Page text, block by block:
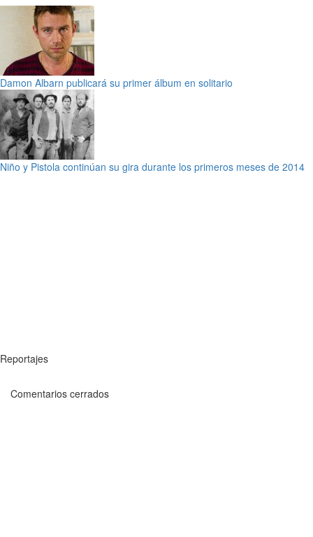
Damon Albarn publicará su primer álbum en solitario
Niño y Pistola continúan su gira durante los primeros meses de 2014
Reportajes
Comentarios cerrados